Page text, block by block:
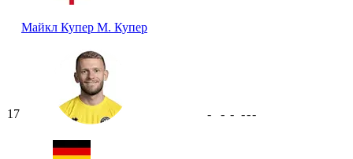
Майкл Купер М. Купер
17 - - - ---